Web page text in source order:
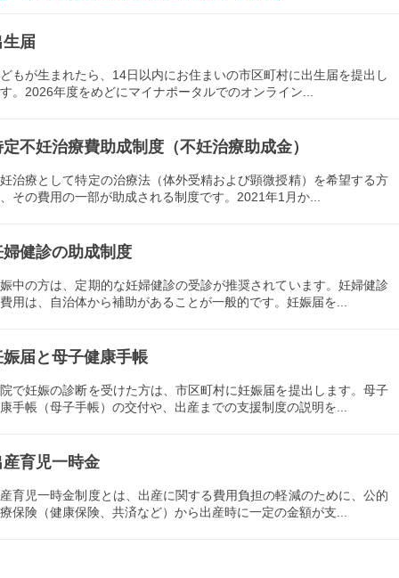
生届
もが生まれたら、14日以内にお住まいの市区町村に出生届を提出し
。2026年度をめどにマイナポータルでのオンライン...
定不妊治療費助成制度（不妊治療助成金）
治療として特定の治療法（体外受精および顕微授精）を希望する方
その費用の一部が助成される制度です。2021年1月か...
婦健診の助成制度
中の方は、定期的な妊婦健診の受診が推奨されています。妊婦健診
用は、自治体から補助があることが一般的です。妊娠届を...
娠届と母子健康手帳
で妊娠の診断を受けた方は、市区町村に妊娠届を提出します。母子
手帳（母子手帳）の交付や、出産までの支援制度の説明を...
産育児一時金
育児一時金制度とは、出産に関する費用負担の軽減のために、公的
保険（健康保険、共済など）から出産時に一定の金額が支...